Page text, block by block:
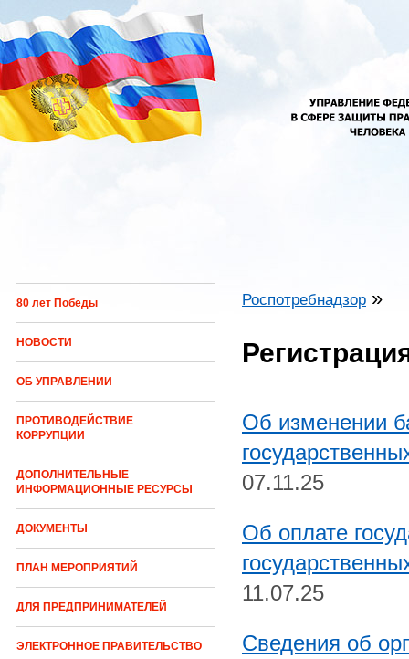
Перейти к основному содержанию
80 лет Победы
НОВОСТИ
ОБ УПРАВЛЕНИИ
ПРОТИВОДЕЙСТВИЕ
КОРРУПЦИИ
ДОПОЛНИТЕЛЬНЫЕ
ИНФОРМАЦИОННЫЕ РЕСУРСЫ
ДОКУМЕНТЫ
ПЛАН МЕРОПРИЯТИЙ
ДЛЯ ПРЕДПРИНИМАТЕЛЕЙ
ЭЛЕКТРОННОЕ ПРАВИТЕЛЬСТВО
Роспотребнадзор »
Об изменении
07.11.25
Об оплате
11.07.25
Сведения об